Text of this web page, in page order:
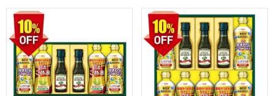
日清オイリオ ボスコオリーブオイル＆バラエティオイルギ
日清オイリオ ボスコオリー